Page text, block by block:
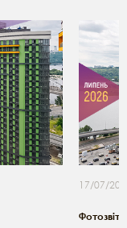
17/07/
Фотозвіт